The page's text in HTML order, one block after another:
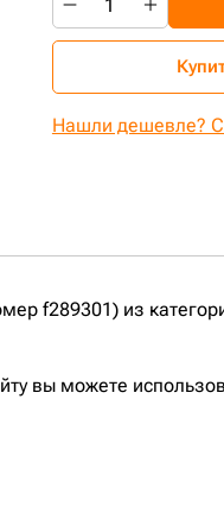
Нашли дешевле?
f289301) из
вы можете